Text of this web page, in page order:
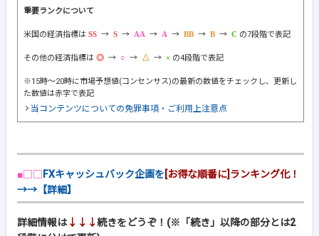
重要ランクについて
米国の経済指標は → → → → → → の7段階で表記
その他の経済指標は → → → の4段階で表記
※15時～20時に市場予想値(コンセンサス)の最新の数値をチェックし、更新し
た数値は赤字で表記
当コンテンツについての免罪事項・ご利用上注意点
■□□ FXキャッシュバック企画を [お得な順番に]ランキング化！
→→【詳細】
詳細情報は↓↓↓続きをどうぞ！(※「続き」以降の部分とは2